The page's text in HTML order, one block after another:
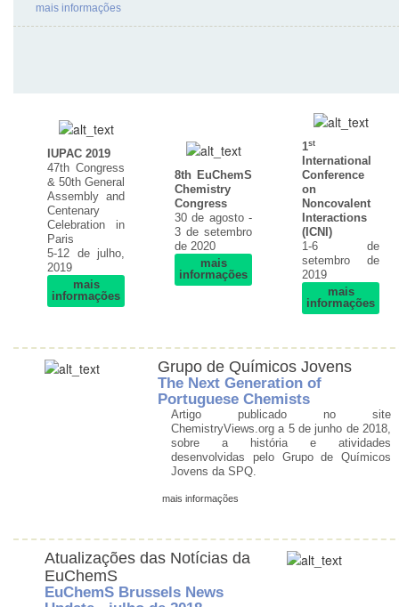
mais informações
IUPAC 2019
47th Congress
& 50th General
Assembly and
Centenary
Celebration in
Paris
5-12 de julho,
2019
mais
informações
8th EuChemS
Chemistry
Congress
30 de agosto -
3 de setembro
de 2020
mais
informações
1st
International
Conference
on
Noncovalent
Interactions
(ICNI)
1-6 de
setembro de
2019
mais
informações
Grupo de Químicos Jovens
The Next Generation of
Portuguese Chemists
Artigo publicado no site
ChemistryViews.org a 5 de junho de 2018,
sobre a história e atividades
desenvolvidas pelo Grupo de Químicos
Jovens da SPQ.
mais informações
Atualizações das Notícias da
EuChemS
EuChemS Brussels News